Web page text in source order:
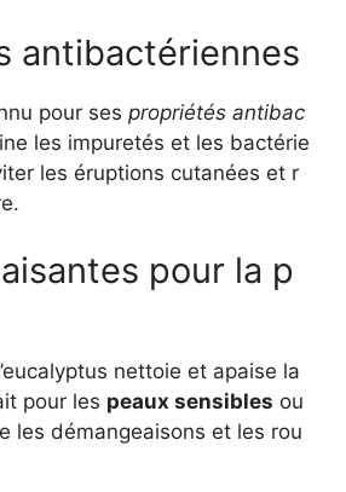
antibactériennes
pour ses propriétés antibac
les impuretés et les bactérie
les éruptions cutanées et r
pour la p
nettoie et apaise la
pour les peaux sensibles ou
les démangeaisons et les rou